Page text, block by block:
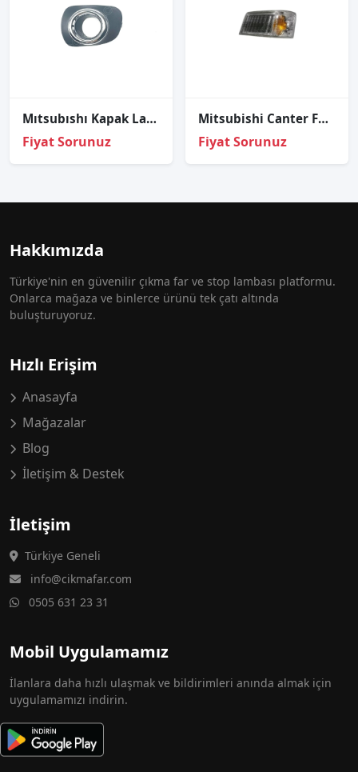
Mıtsubıshı Kapak Lamba Sis L200 11-13 Sol (Sisli/Nikelajlı)
Fiyat Sorunuz
Mitsubishi Canter Fuso SOL Üst Sinyal 2012-2020
Fiyat Sorunuz
Hakkımızda
Türkiye'nin en güvenilir çıkma far ve stop lambası platformu.
Onlarca mağaza ve binlerce ürünü tek çatı altında
buluşturuyoruz.
Hızlı Erişim
Anasayfa
Mağazalar
Blog
İletişim & Destek
İletişim
Türkiye Geneli
info@cikmafar.com
0505 631 23 31
Mobil Uygulamamız
İlanlara daha hızlı ulaşmak ve bildirimleri anında almak için
uygulamamızı indirin.